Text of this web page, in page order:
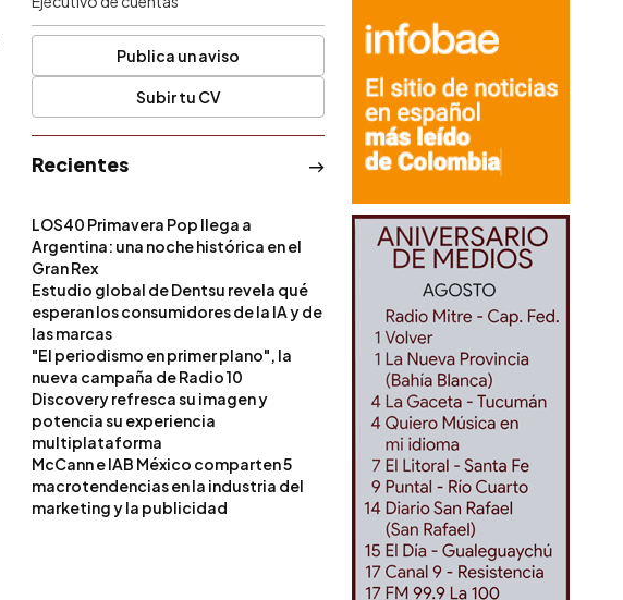
Publica un aviso
Subir tu CV
Recientes
LOS40 Primavera Pop llega a
Argentina: una noche histórica en el
Gran Rex
Estudio global de Dentsu revela qué
esperan los consumidores de la IA y de
las marcas
"El periodismo en primer plano", la
nueva campaña de Radio 10
Discovery refresca su imagen y
potencia su experiencia
multiplataforma
McCann e IAB México comparten 5
macrotendencias en la industria del
marketing y la publicidad